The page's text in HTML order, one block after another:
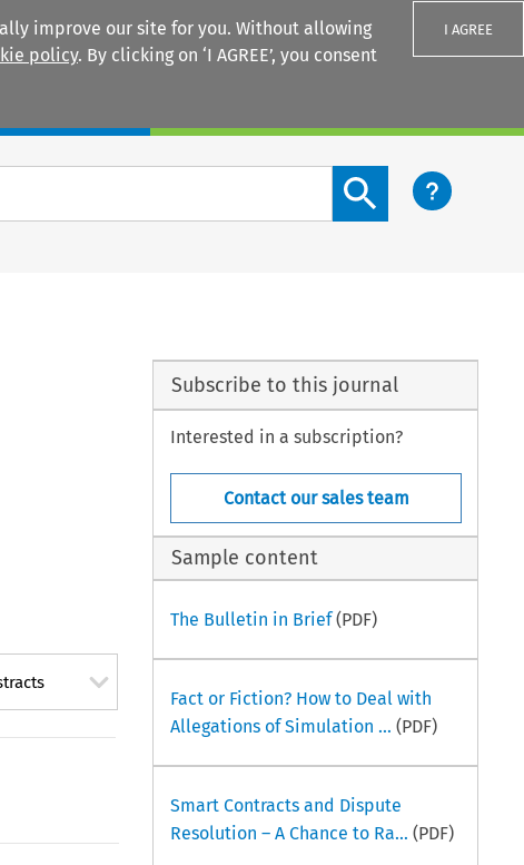
improve our site for you. Without allowing
policy. By clicking on ‘I AGREE’, you consent
I AGREE
Search content button
Subscribe to this journal
Interested in a subscription?
Contact our sales team
Sample content
The Bulletin in Brief(PDF)
Fact or Fiction? How to Deal with
Allegations of Simulation ... (PDF)
Smart Contracts and Dispute
Resolution – A Chance to Ra... (PDF)